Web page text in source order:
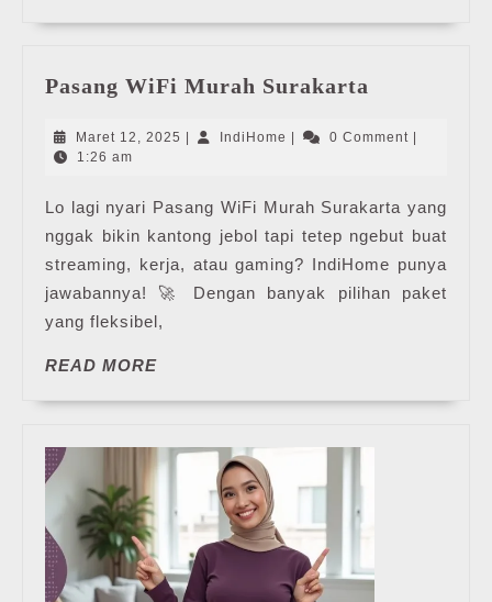
Pasang WiFi Murah Surakarta
Murah
Maret 12, 2025 Maret
IndiHome IndiHome0 Comment
1:26 am
Lo lagi nyari Pasang WiFi Murah Surakarta yang
nggak bikin kantong jebol tapi tetep ngebut buat
streaming, kerja, atau gaming? IndiHome punya
jawabannya! 🚀 Dengan banyak pilihan paket
yang fleksibel,
READ MOREREAD